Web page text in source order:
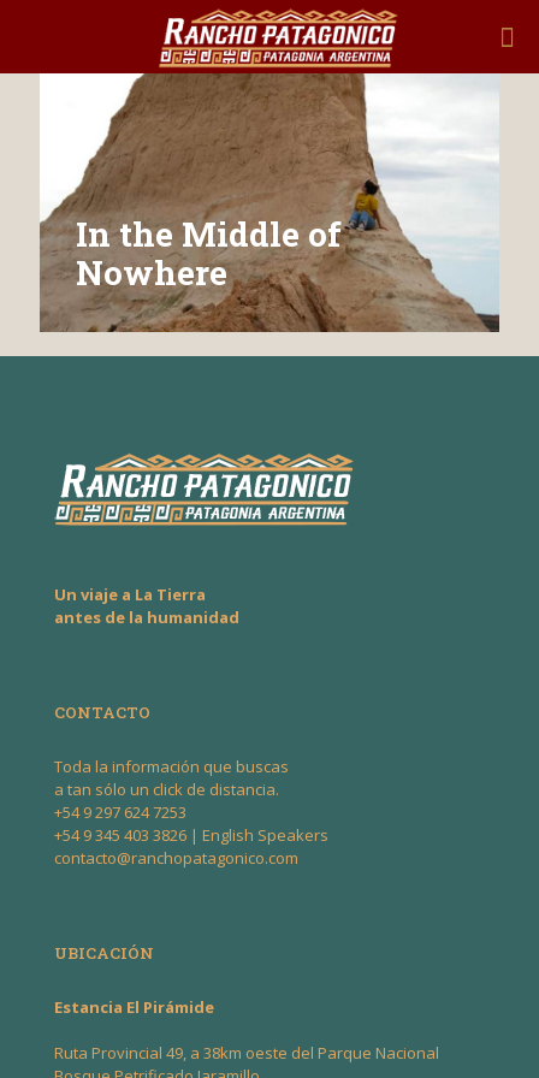
In the Middle of
Nowhere
Un viaje a La Tierra
antes de la humanidad
CONTACTO
Toda la información que buscas
a tan sólo un click de distancia.
+54 9 297 624 7253
+54 9 345 403 3826 | English Speakers
contacto@ranchopatagonico.com
UBICACIÓN
Estancia El Pirámide
Ruta Provincial 49, a 38km oeste del Parque Nacional